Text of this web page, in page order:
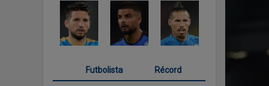
Futbolista Récord